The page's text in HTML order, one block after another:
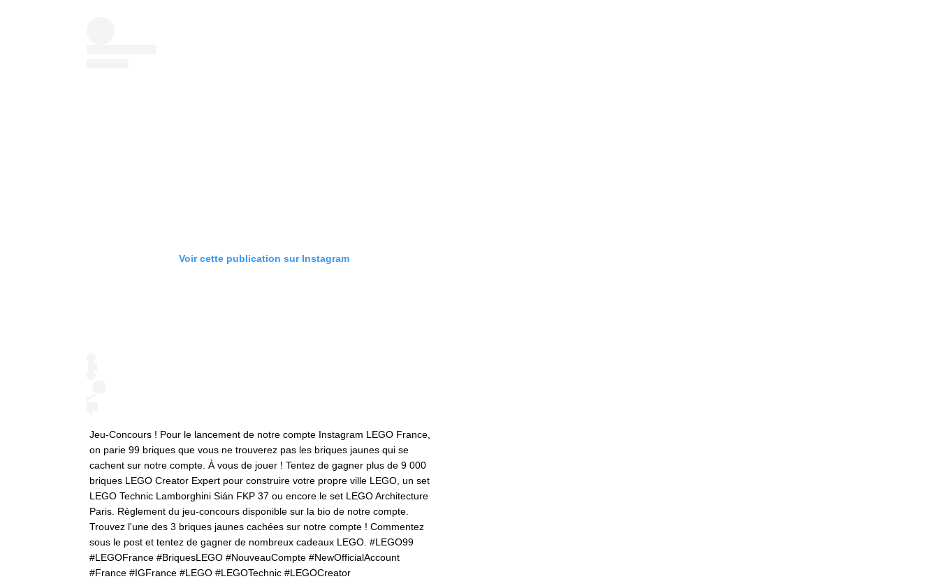
Voir cette publication sur Instagram
Jeu-Concours ! Pour le lancement de notre compte Instagram LEGO France,
on parie 99 briques que vous ne trouverez pas les briques jaunes qui se
cachent sur notre compte. À vous de jouer ! Tentez de gagner plus de 9 000
briques LEGO Creator Expert pour construire votre propre ville LEGO, un set
LEGO Technic Lamborghini Sián FKP 37 ou encore le set LEGO Architecture
Paris. Règlement du jeu-concours disponible sur la bio de notre compte.
Trouvez l'une des 3 briques jaunes cachées sur notre compte ! Commentez
sous le post et tentez de gagner de nombreux cadeaux LEGO. #LEGO99
#LEGOFrance #BriquesLEGO #NouveauCompte #NewOfficialAccount
#France #IGFrance #LEGO #LEGOTechnic #LEGOCreator